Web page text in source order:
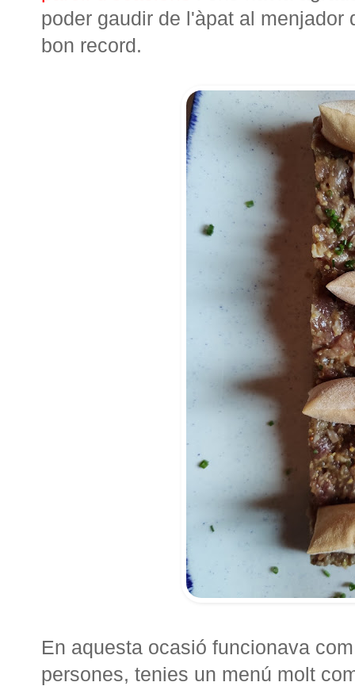
poder gaudir de l'àpat al
bon record.
En aquesta ocasió funcionava
persones, tenies un menú molt